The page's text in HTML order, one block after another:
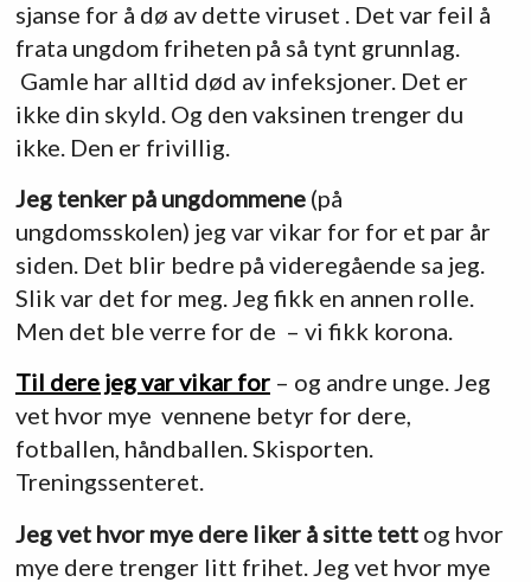
sjanse for å dø av dette viruset . Det var feil å
frata ungdom friheten på så tynt grunnlag.
Gamle har alltid død av infeksjoner. Det er
ikke din skyld. Og den vaksinen trenger du
ikke. Den er frivillig.
Jeg tenker på ungdommene(på
ungdomsskolen) jeg var vikar for for et par år
siden. Det blir bedre på videregående sa jeg.
Slik var det for meg. Jeg fikk en annen rolle.
Men det ble verre for de – vi fikk korona.
Til dere jeg var vikar for– og andre unge. Jeg
vet hvor mye vennene betyr for dere,
fotballen, håndballen. Skisporten.
Treningssenteret.
Jeg vet hvor mye dere liker å sitte tettog hvor
mye dere trenger litt frihet. Jeg vet hvor mye